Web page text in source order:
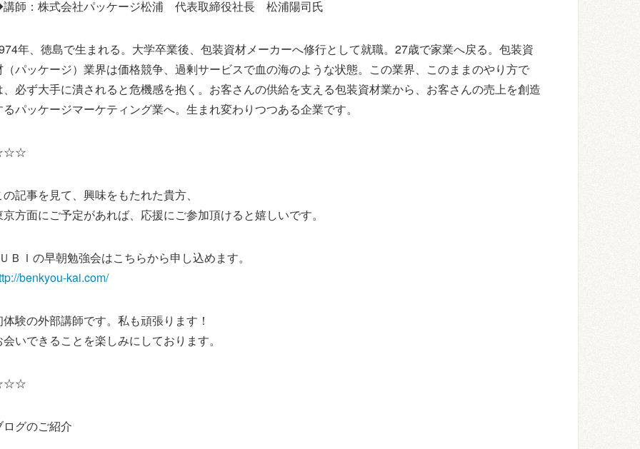
師：株式会社パッケージ松浦 代表取締役社長 松浦陽司氏
年、徳島で生まれる。大学卒業後、包装資材メーカーへ修行として就職。27歳で家業へ戻る。包装資
（パッケージ）業界は価格競争、過剰サービスで血の海のような状態。この業界、このままのやり方で
、必ず大手に潰されると危機感を抱く。お客さんの供給を支える包装資材業から、お客さんの売上を創造
るパッケージマーケティング業へ。生まれ変わりつつある企業です。
の記事を見て、興味をもたれた貴方、
京方面にご予定があれば、応援にご参加頂けると嬉しいです。
ＢＩの早朝勉強会はこちらから申し込めます。
benkyou-kai.com/
体験の外部講師です。私も頑張ります！
会いできることを楽しみにしております。
ログのご紹介